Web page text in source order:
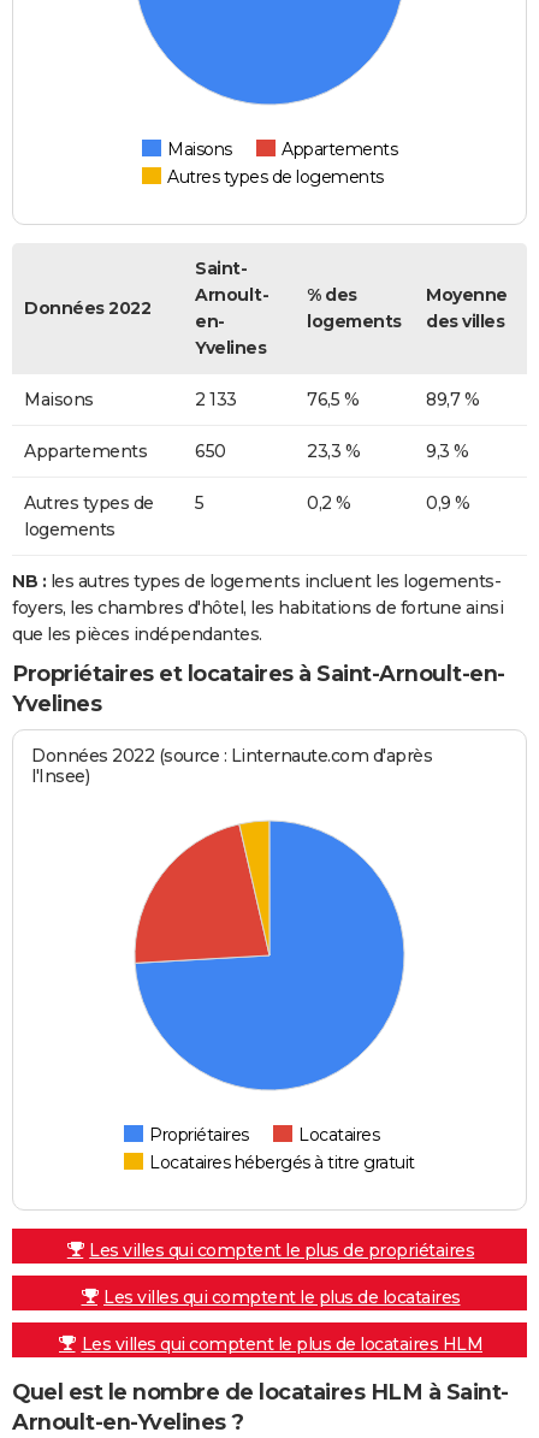
Maisons
Appartements
Autres types de logements
Données 2022
Saint-
Arnoult-
en-
Yvelines
% des
logements
Moyenne
des villes
Maisons 2 133 76,5 % 89,7 %
Appartements 650 23,3 % 9,3 %
Autres types de
logements
5 0,2 % 0,9 %
NB : les autres types de logements incluent les logements-
foyers, les chambres d'hôtel, les habitations de fortune ainsi
que les pièces indépendantes.
Propriétaires et locataires à Saint-Arnoult-en-
Yvelines
Données 2022 (source : Linternaute.com d'après
l'Insee)
Propriétaires
Locataires
Locataires hébergés à titre gratuit
Les villes qui comptent le plus de propriétaires
Les villes qui comptent le plus de locataires
Les villes qui comptent le plus de locataires HLM
Quel est le nombre de locataires HLM à Saint-
Arnoult-en-Yvelines ?